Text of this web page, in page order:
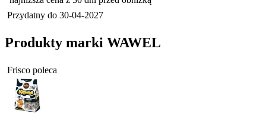
Przydatny do 30-04-2027
Produkty marki WAWEL
Frisco poleca